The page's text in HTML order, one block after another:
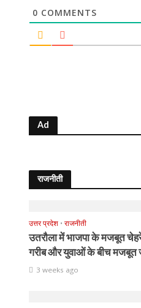
0 COMMENTS
Ad
राजनीती
उत्तर प्रदेश • राजनीती
उतरौला में भाजपा के मजबूत चेहरे
गरीब और युवाओं के बीच मजबूत
3 weeks ago